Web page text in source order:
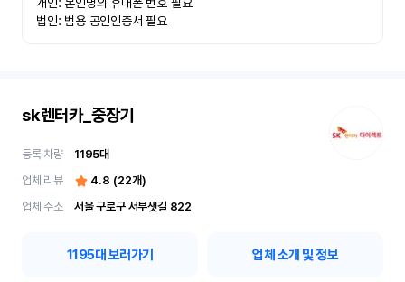
법인: 범용 공인인증서 필요
sk렌터카_중장기
등록 차량 1195대
업체 리뷰
4.8 (22개)
업체 주소
서울 구로구 서부샛길 822
1195대 보러가기 업체 소개 및 정보